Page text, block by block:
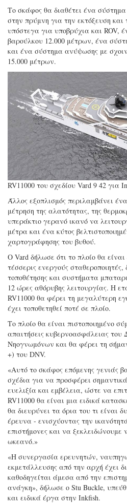
Το σκάφος θα διαθέτει ένα
στην πρύμνη για την εκτόξευση
υπόστεγα για υποβρύχια και ROV,
βαρούλκου 12.000 μέτρων, ένα
και ένα σύστημα ανύψωσης με
15.000 μέτρων.
RV11000 του σχεδίου Vard 9 42 για
Άλλος εξοπλισμός περιλαμβάνει
μέτρηση της αλατότητας, της
υπεράκτιο γερανό ικανό να
μέτρα και ένα κύτος
χαρτογράφησης του βυθού.
Ο Vard δήλωσε ότι το πλοίο θα
τέσσερις ενεργούς
τοποθέτησης και συστήματα
12 ώρες αθόρυβης λειτουργίας. Η
RV11000 θα φέρει τη μεγαλύτερη
έχει τοποθετηθεί ποτέ σε πλοίο.
Το πλοίο θα είναι πιστοποιημένο
απαιτήσεις κυβερνοασφάλειας του
Νηογνωμόνων και θα φέρει τη
+) του DNV.
«Αυτό το σκάφος επόμενης γενιάς
σχέδια για να προσφέρει
ευελιξία και εμβέλεια, ώστε να
RV11000 θα είναι μια ειδικά
θα διευρύνει τα όρια του τι είναι
έρευνα - ενισχύοντας την
επιστήμονες και να ξεκλειδώνουμε
ωκεανό.»
«Η συνεργασία ερευνητών,
εκμετάλλευσης από την αρχή έχει
καθοδηγείται άμεσα από την
ανάγκη», δήλωσε ο Stu Buckle,
και ειδικά έργα στην Inkfish.